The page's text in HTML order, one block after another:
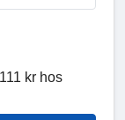
kr hos